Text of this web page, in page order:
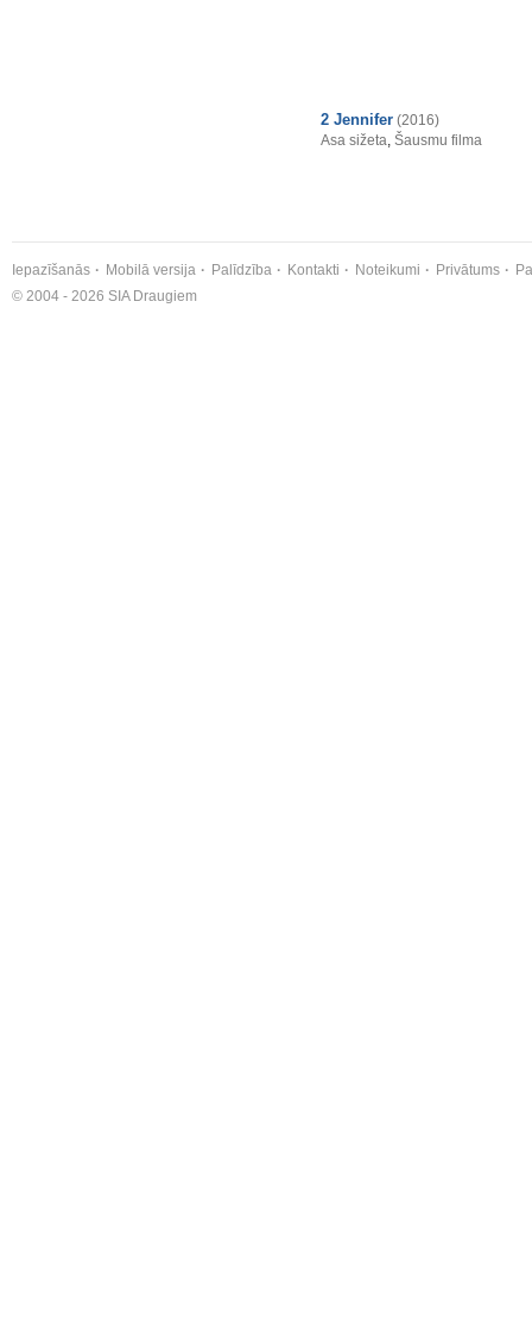
2 Jennifer (2016)
Asa sižeta, Šausmu filma
Iepazīšanās Mobilā versija Palīdzība Kontakti Noteikumi Privātums
© 2004 - 2026 SIA Draugiem